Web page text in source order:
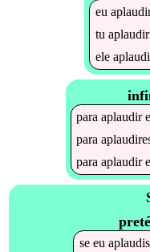
eu
tu
ele
paraaplaudir
para
paraaplaudir
se eu